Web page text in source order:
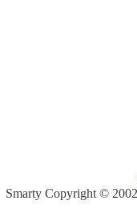
Smarty Copyright ©